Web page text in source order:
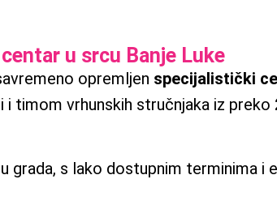
u srcu Banje Luke
opremljen specijalistički
i timom vrhunskih stručnjaka iz preko
grada, s lako dostupnim terminima i